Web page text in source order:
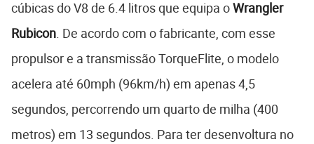
cúbicas do V8 de 6.4 litros que equipa oWrangler
Rubicon. De acordo com o fabricante, com esse
propulsor e a transmissão TorqueFlite, o modelo
acelera até 60mph (96km/h) em apenas 4,5
segundos, percorrendo um quarto de milha (400
metros) em 13 segundos. Para ter desenvoltura no